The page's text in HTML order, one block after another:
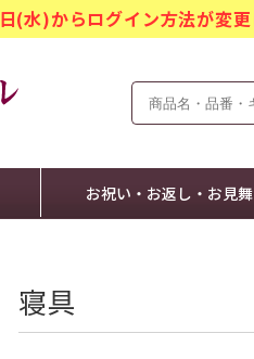
日(水)からログイン方法が変
阪急ギフトモール Hankyu Gift
お祝い・お返し・お見
寝具